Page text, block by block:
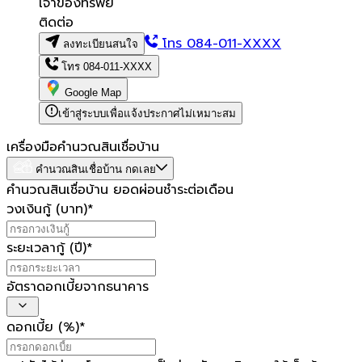
ติดต่อ
ลงทะเบียนสนใจ โทร084-011-XXXX
โทร 084-011-XXXX
Google Map
เข้าสู่ระบบเพื่อแจ้งประกาศไม่เหมาะสม
เครื่องมือคำนวณสินเชื่อบ้าน
คำนวณสินเชื่อบ้าน กดเลย
คำนวณสินเชื่อบ้าน ยอดผ่อนชำระต่อเดือน
วงเงินกู้ (บาท)*
ระยะเวลากู้ (ปี)*
อัตราดอกเบี้ยจากธนาคาร
ดอกเบี้ย (%)*